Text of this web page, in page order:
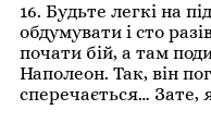
16. Будьте легкі на
обдумувати і сто
почати бій, а там
Наполеон. Так, він
сперечається… Зате,